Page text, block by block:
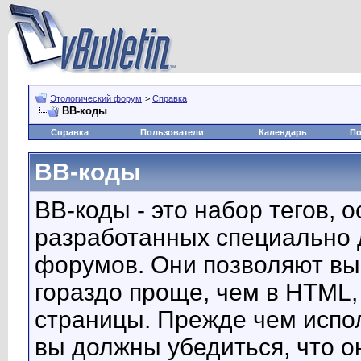
Этологический форум > Справка
BB-коды
Справка Пользователи Календарь
BB-коды
BB-коды - это набор тегов,
разработанных
форумов. Они позволяют
гораздо проще, чем в
страницы. Прежде чем
вы должны убедиться, что